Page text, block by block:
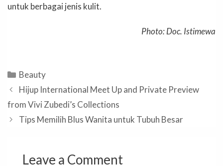
untuk berbagai jenis kulit.
Photo: Doc. Istimewa
Categories
Beauty
Hijup International Meet Up and Private Preview
from Vivi Zubedi’s Collections
Tips Memilih Blus Wanita untuk Tubuh Besar
Leave a Comment